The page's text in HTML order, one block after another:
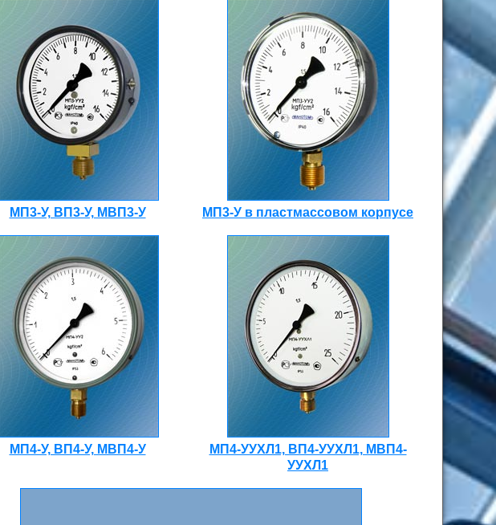
МП3-У, ВП3-У, МВП3-У МП3-У в пластмассовом корпусе
МП4-У, ВП4-У, МВП4-У
МП4-УУХЛ1, ВП4-УУХЛ1, МВП4-
УУХЛ1